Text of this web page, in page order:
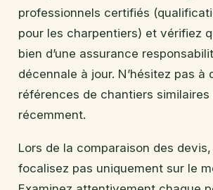
professionnels certifiés
pour les charpentiers) et vérifiez
bien d’une assurance
décennale à jour. N’hésitez pas à
références de chantiers similaires
récemment.
Lors de la comparaison des
focalisez pas uniquement sur le